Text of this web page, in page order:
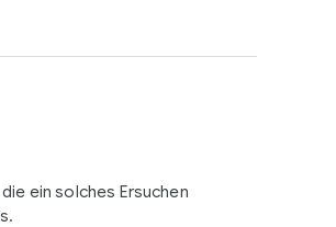
ein solches Ersuchen